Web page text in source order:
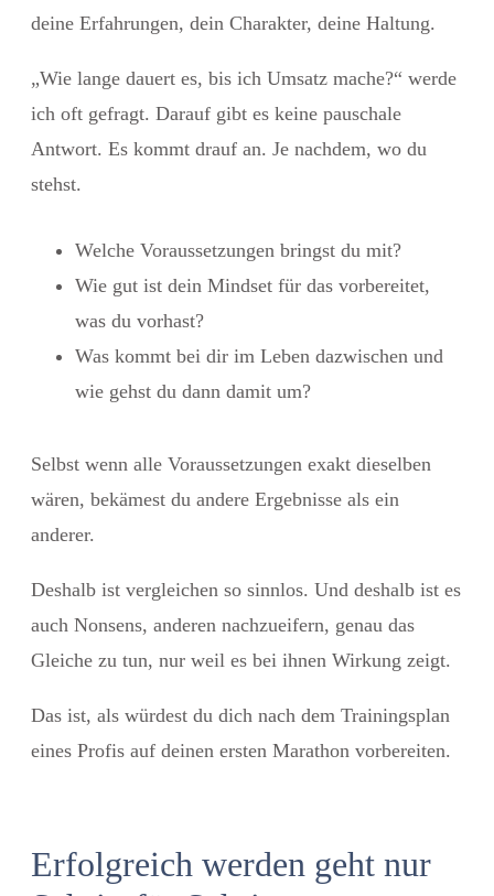
deine Erfahrungen, dein Charakter, deine Haltung.
„Wie lange dauert es, bis ich Umsatz mache?“ werde
ich oft gefragt. Darauf gibt es keine pauschale
Antwort. Es kommt drauf an. Je nachdem, wo du
stehst.
Welche Voraussetzungen bringst du mit?
Wie gut ist dein Mindset für das vorbereitet,
was du vorhast?
Was kommt bei dir im Leben dazwischen und
wie gehst du dann damit um?
Selbst wenn alle Voraussetzungen exakt dieselben
wären, bekämest du andere Ergebnisse als ein
anderer.
Deshalb ist vergleichen so sinnlos. Und deshalb ist es
auch Nonsens, anderen nachzueifern, genau das
Gleiche zu tun, nur weil es bei ihnen Wirkung zeigt.
Das ist, als würdest du dich nach dem Trainingsplan
eines Profis auf deinen ersten Marathon vorbereiten.
Erfolgreich werden geht nur